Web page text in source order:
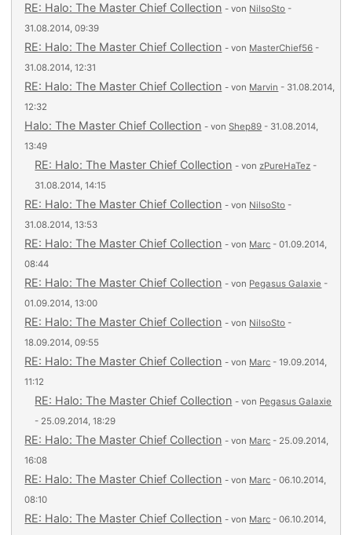
RE: Halo: The Master Chief Collection - von NilsoSto -
31.08.2014, 09:39
RE: Halo: The Master Chief Collection - von MasterChief56 -
31.08.2014, 12:31
RE: Halo: The Master Chief Collection - von Marvin - 31.08.2014,
12:32
Halo: The Master Chief Collection - vonShep89 - 31.08.2014,
13:49
RE: Halo: The Master Chief Collection - vonzPureHaTez -
31.08.2014, 14:15
RE: Halo: The Master Chief Collection - von NilsoSto -
31.08.2014, 13:53
RE: Halo: The Master Chief Collection - von Marc - 01.09.2014,
08:44
RE: Halo: The Master Chief Collection - von Pegasus Galaxie -
01.09.2014, 13:00
RE: Halo: The Master Chief Collection - von NilsoSto -
18.09.2014, 09:55
RE: Halo: The Master Chief Collection - von Marc - 19.09.2014,
11:12
RE: Halo: The Master Chief Collection - von Pegasus Galaxie
- 25.09.2014, 18:29
RE: Halo: The Master Chief Collection - von Marc - 25.09.2014,
16:08
RE: Halo: The Master Chief Collection - von Marc - 06.10.2014,
08:10
RE: Halo: The Master Chief Collection - von Marc - 06.10.2014,